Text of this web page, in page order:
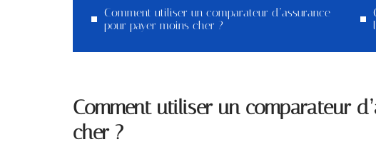
Comment utiliser un comparateur d’assurance
pour payer moins cher ?
Comment utiliser un comparateur
cher ?